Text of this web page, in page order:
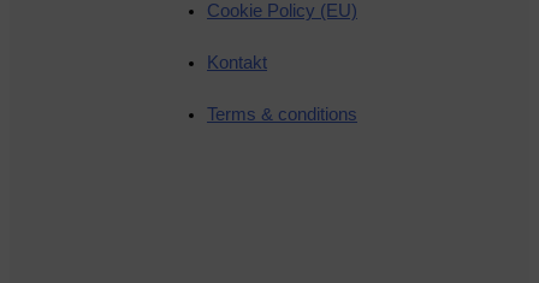
Cookie Policy (EU)
Kontakt
Terms & conditions